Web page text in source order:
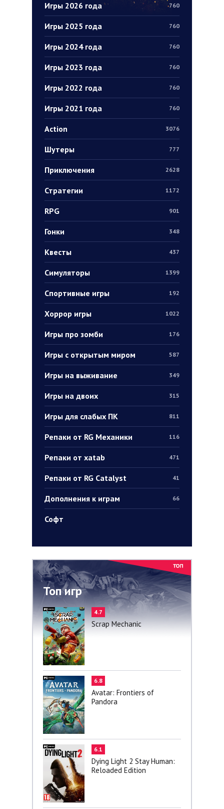
Игры 2026 года 760
Игры 2025 года 760
Игры 2024 года 760
Игры 2023 года 760
Игры 2022 года 760
Игры 2021 года 760
Action 3076
Шутеры 777
Приключения 2628
Стратегии 1172
RPG 901
Гонки 348
Квесты 437
Симуляторы 1399
Спортивные игры 192
Хоррор игры 1022
Игры про зомби 176
Игры с открытым миром 587
Игры на выживание 349
Игры на двоих 315
Игры для слабых ПК 811
Репаки от RG Механики 116
Репаки от xatab 471
Репаки от RG Catalyst 41
Дополнения к играм 66
Софт
Топ игр
4.7
Scrap Mechanic
6.8
Avatar: Frontiers of
Pandora
6.1
Dying Light 2 Stay Human:
Reloaded Edition